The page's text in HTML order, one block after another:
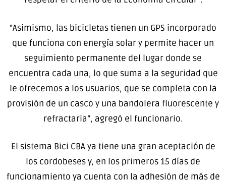
“Asimismo, las bicicletas tienen un GPS incorporado
que funciona con energía solar y permite hacer un
seguimiento permanente del lugar donde se
encuentra cada una, lo que suma a la seguridad que
le ofrecemos a los usuarios, que se completa con la
provisión de un casco y una bandolera fluorescente y
refractaria”, agregó el funcionario.
El sistema Bici CBA ya tiene una gran aceptación de
los cordobeses y, en los primeros 15 días de
funcionamiento ya cuenta con la adhesión de más de